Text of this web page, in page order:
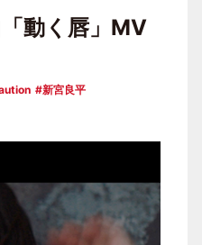
動く唇」MV
新宮良平